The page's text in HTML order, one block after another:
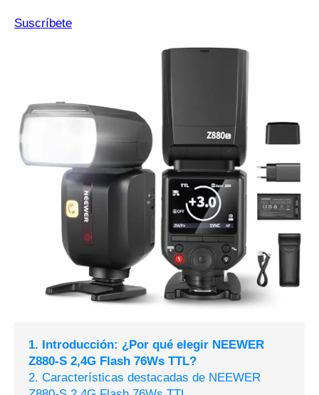
Suscríbete
1. Introducción: ¿Por qué elegir NEEWER
Z880-S 2,4G Flash 76Ws TTL?
2. Características destacadas de NEEWER